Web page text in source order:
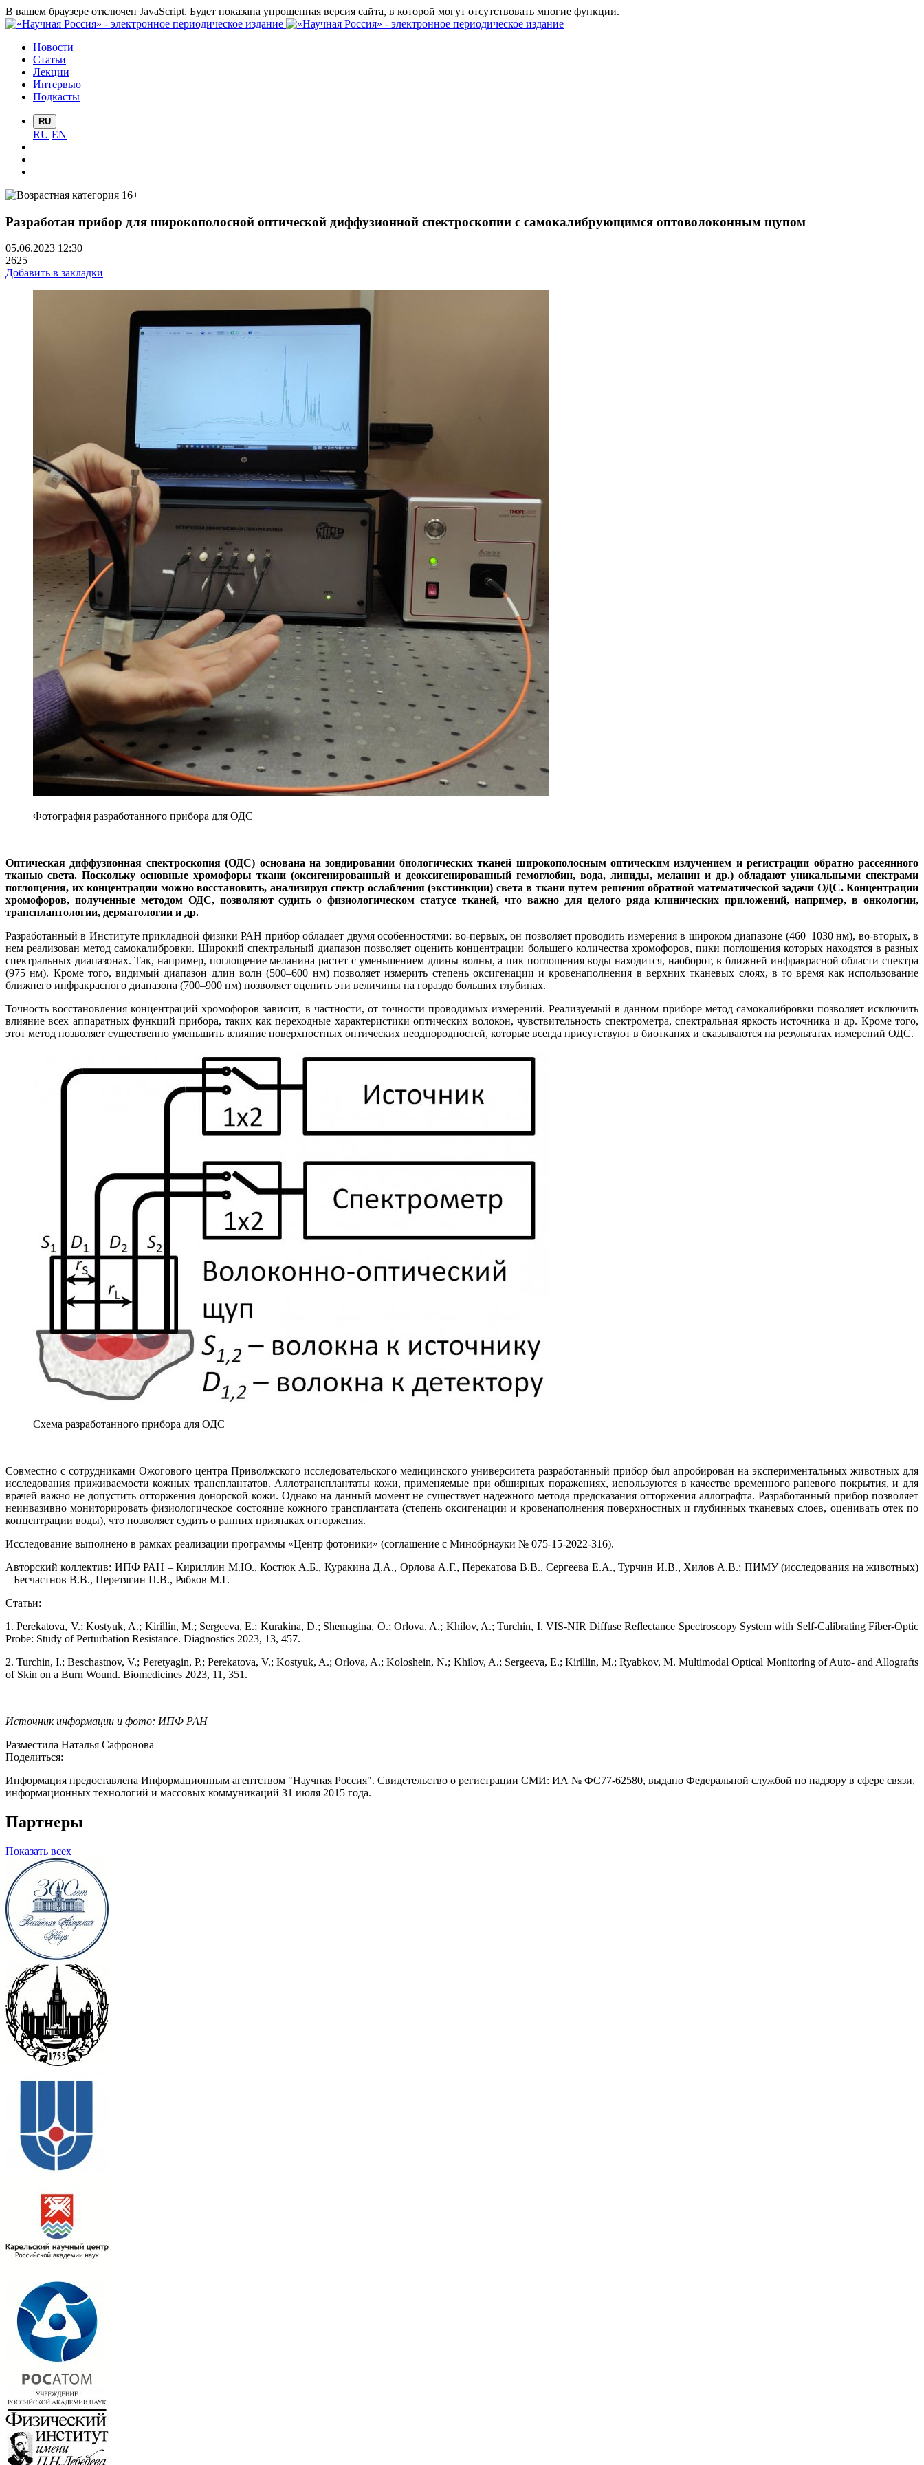
В вашем браузере отключен JavaScript. Будет показана упрощенная версия сайта, в которой могут отсутствовать многие функции.
Новости
Статьи
Лекции
Интервью
Подкасты
RU
RU EN
Разработан прибор для широкополосной оптической диффузионной спектроскопии с самокалибрующимся оптоволоконным щупом
05.06.2023 12:30
2625
Добавить в закладки
Фотография разработанного прибора для ОДС
Оптическая диффузионная спектроскопия (ОДС) основана на зондировании биологических тканей широкополосным оптическим излучением и регистрации обратно рассеянного
тканью света. Поскольку основные хромофоры ткани (оксигенированный и деоксигенированный гемоглобин, вода, липиды, меланин и др.) обладают уникальными спектрами
поглощения, их концентрации можно восстановить, анализируя спектр ослабления (экстинкции) света в ткани путем решения обратной математической задачи ОДС. Концентрации
хромофоров, полученные методом ОДС, позволяют судить о физиологическом статусе тканей, что важно для целого ряда клинических приложений, например, в онкологии,
трансплантологии, дерматологии и др.
Разработанный в Институте прикладной физики РАН прибор обладает двумя особенностями: во-первых, он позволяет проводить измерения в широком диапазоне (460–1030 нм), во-вторых, в
нем реализован метод самокалибровки. Широкий спектральный диапазон позволяет оценить концентрации большего количества хромофоров, пики поглощения которых находятся в разных
спектральных диапазонах. Так, например, поглощение меланина растет с уменьшением длины волны, а пик поглощения воды находится, наоборот, в ближней инфракрасной области спектра
(975 нм). Кроме того, видимый диапазон длин волн (500–600 нм) позволяет измерить степень оксигенации и кровенаполнения в верхних тканевых слоях, в то время как использование
ближнего инфракрасного диапазона (700–900 нм) позволяет оценить эти величины на гораздо больших глубинах.
Точность восстановления концентраций хромофоров зависит, в частности, от точности проводимых измерений. Реализуемый в данном приборе метод самокалибровки позволяет исключить
влияние всех аппаратных функций прибора, таких как переходные характеристики оптических волокон, чувствительность спектрометра, спектральная яркость источника и др. Кроме того,
этот метод позволяет существенно уменьшить влияние поверхностных оптических неоднородностей, которые всегда присутствуют в биотканях и сказываются на результатах измерений ОДС.
Схема разработанного прибора для ОДС
Совместно с сотрудниками Ожогового центра Приволжского исследовательского медицинского университета разработанный прибор был апробирован на экспериментальных животных для
исследования приживаемости кожных трансплантатов. Аллотрансплантаты кожи, применяемые при обширных поражениях, используются в качестве временного раневого покрытия, и для
врачей важно не допустить отторжения донорской кожи. Однако на данный момент не существует надежного метода предсказания отторжения аллографта. Разработанный прибор позволяет
неинвазивно мониторировать физиологическое состояние кожного трансплантата (степень оксигенации и кровенаполнения поверхностных и глубинных тканевых слоев, оценивать отек по
концентрации воды), что позволяет судить о ранних признаках отторжения.
Исследование выполнено в рамках реализации программы «Центр фотоники» (соглашение с Минобрнауки № 075-15-2022-316).
Авторский коллектив: ИПФ РАН – Кириллин М.Ю., Костюк А.Б., Куракина Д.А., Орлова А.Г., Перекатова В.В., Сергеева Е.А., Турчин И.В., Хилов А.В.; ПИМУ (исследования на животных)
– Бесчастнов В.В., Перетягин П.В., Рябков М.Г.
Статьи:
1. Perekatova, V.; Kostyuk, A.; Kirillin, M.; Sergeeva, E.; Kurakina, D.; Shemagina, O.; Orlova, A.; Khilov, A.; Turchin, I. VIS-NIR Diffuse Reflectance Spectroscopy System with Self-Calibrating Fiber-Optic
Probe: Study of Perturbation Resistance. Diagnostics 2023, 13, 457.
2. Turchin, I.; Beschastnov, V.; Peretyagin, P.; Perekatova, V.; Kostyuk, A.; Orlova, A.; Koloshein, N.; Khilov, A.; Sergeeva, E.; Kirillin, M.; Ryabkov, M. Multimodal Optical Monitoring of Auto- and Allografts
of Skin on a Burn Wound. Biomedicines 2023, 11, 351.
Источник информации и фото: ИПФ РАН
Разместила Наталья Сафронова
Поделиться:
Информация предоставлена Информационным агентством "Научная Россия". Свидетельство о регистрации СМИ: ИА № ФС77-62580, выдано Федеральной службой по надзору в сфере связи,
информационных технологий и массовых коммуникаций 31 июля 2015 года.
Партнеры
Показать всех